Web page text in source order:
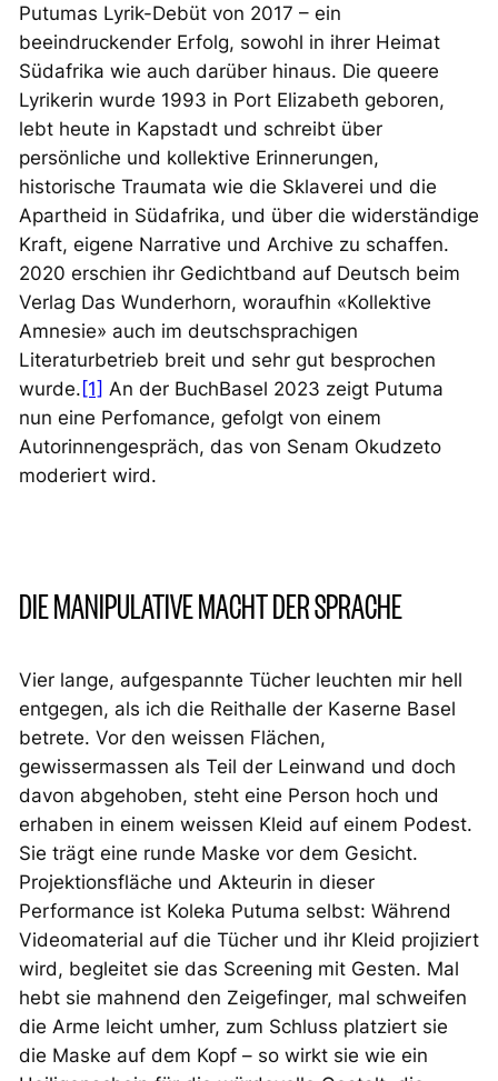
Putumas Lyrik-Debüt von 2017 – ein
beeindruckender Erfolg, sowohl in ihrer Heimat
Südafrika wie auch darüber hinaus. Die queere
Lyrikerin wurde 1993 in Port Elizabeth geboren,
lebt heute in Kapstadt und schreibt über
persönliche und kollektive Erinnerungen,
historische Traumata wie die Sklaverei und die
Apartheid in Südafrika, und über die widerständige
Kraft, eigene Narrative und Archive zu schaffen.
2020 erschien ihr Gedichtband auf Deutsch beim
Verlag Das Wunderhorn, woraufhin «Kollektive
Amnesie» auch im deutschsprachigen
Literaturbetrieb breit und sehr gut besprochen
wurde. [1] An der BuchBasel 2023 zeigt Putuma
nun eine Perfomance, gefolgt von einem
Autorinnengespräch, das von Senam Okudzeto
moderiert wird.
DIE MANIPULATIVE MACHT DER SPRACHE
Vier lange, aufgespannte Tücher leuchten mir hell
entgegen, als ich die Reithalle der Kaserne Basel
betrete. Vor den weissen Flächen,
gewissermassen als Teil der Leinwand und doch
davon abgehoben, steht eine Person hoch und
erhaben in einem weissen Kleid auf einem Podest.
Sie trägt eine runde Maske vor dem Gesicht.
Projektionsfläche und Akteurin in dieser
Performance ist Koleka Putuma selbst: Während
Videomaterial auf die Tücher und ihr Kleid projiziert
wird, begleitet sie das Screening mit Gesten. Mal
hebt sie mahnend den Zeigefinger, mal schweifen
die Arme leicht umher, zum Schluss platziert sie
die Maske auf dem Kopf – so wirkt sie wie ein